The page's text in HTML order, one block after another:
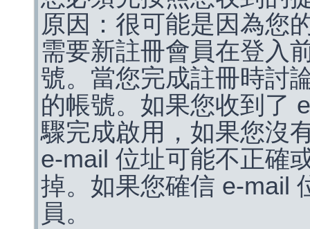
原因：很可能是因為您
需要新註冊會員在登入
號。當您完成註冊時討
的帳號。如果您收到了
驟完成啟用，如果您沒
e-mail 位址可能不正確
掉。如果您確信 e-mail
員。